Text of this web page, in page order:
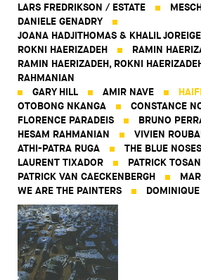
LARS FREDRIKSON / ESTATE
DANIELE GENADRY
JOANA HADJITHOMAS & KHALIL JOREIGE
ROKNI HAERIZADEH
RAMIN
RAMIN HAERIZADEH, ROKNI
RAHMANIAN
GARY HILL
AMIR NAVE
OTOBONG NKANGA
CONSTANCE
FLORENCE PARADEIS
BRUNO
HESAM RAHMANIAN
VIVIEN
ATHI-PATRA RUGA
THE BLUE NOSES
LAURENT TIXADOR
PATRICK
PATRICK VAN CAECKENBERGH
WE ARE THE PAINTERS